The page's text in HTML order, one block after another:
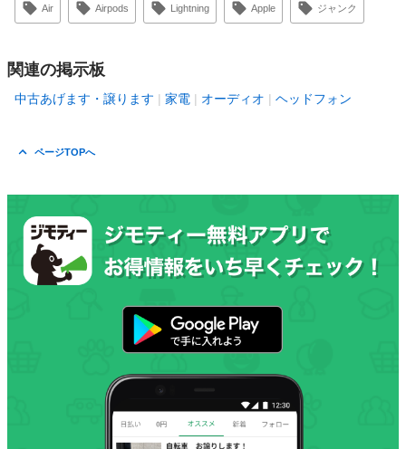
Air Airpods Lightning Apple ジャンク
関連の掲示板
中古あげます・譲ります 家電 オーディオ ヘッドフォン
ページTOPへ